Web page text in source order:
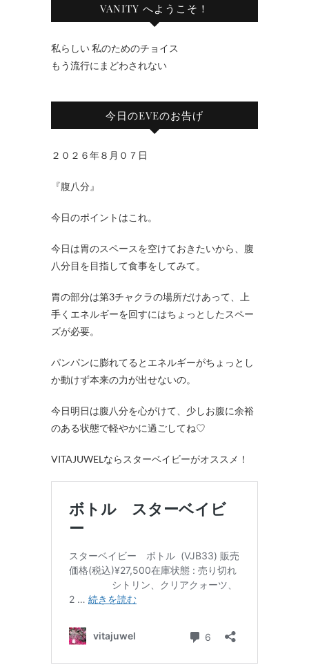
VANITY へようこそ！
私らしい 私のためのチョイス
もう流行にまどわされない
今日のEVEのお告げ
２０２６年８月０７日
『腹八分』
今日のポイントはこれ。
今日は胃のスペースを空けておきたいから、腹
八分目を目指して食事をしてみて。
胃の部分は第3チャクラの場所だけあって、上
手くエネルギーを回すにはちょっとしたスペー
ズが必要。
パンパンに膨れてるとエネルギーがちょっとし
か動けず本来の力が出せないの。
今日明日は腹八分を心がけて、少しお腹に余裕
のある状態で軽やかに過ごしてね♡
VITAJUWELならスターベイビーがオススメ！